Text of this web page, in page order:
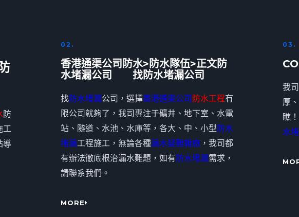
防
工
導
02.
香港通渠公司防水>防水隊伍>正文防
水堵漏公司 找防水堵漏公司
找防水堵漏公司，選擇香港通渠公司 防水工程有
限公司就夠了，我司專注于礦井、地下室、水電
站、隧道、水池、水庫等，各大、中、小型防水
堵漏工程施工，無論各種漏水疑難雜癥，我司都
有辦法徹底根治漏水難題，如有防水堵漏需求，
請聯系我們。
MORE
03.
我司
厚
瞧
水